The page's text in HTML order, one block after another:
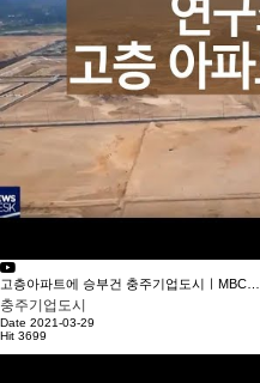
충주기업도시
Date 2021-03-29
Hit 3699